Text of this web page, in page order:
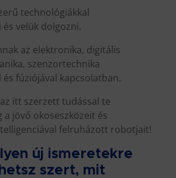
technológiákkal
velük dolgozni.
az elektronika, digitális
szenzortechnika
fúziójával kapcsolatban.
itt szerzett tudással te
jövő okoseszközeit és
felruházott robotjait!
új ismeretekre
szert, mit